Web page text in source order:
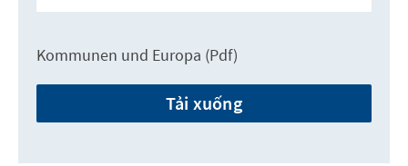
Kommunen und Europa (Pdf)
Tải xuống